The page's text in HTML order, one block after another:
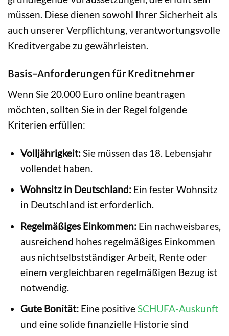
müssen. Diese dienen sowohl Ihrer Sicherheit als
auch unserer Verpflichtung, verantwortungsvolle
Kreditvergabe zu gewährleisten.
Basis-Anforderungen für Kreditnehmer
Wenn Sie 20.000 Euro online beantragen
möchten, sollten Sie in der Regel folgende
Kriterien erfüllen:
Volljährigkeit:Sie müssen das 18. Lebensjahr
vollendet haben.
Wohnsitz in Deutschland:Ein fester Wohnsitz
in Deutschland ist erforderlich.
Regelmäßiges Einkommen:Ein nachweisbares,
ausreichend hohes regelmäßiges Einkommen
aus nichtselbstständiger Arbeit, Rente oder
einem vergleichbaren regelmäßigen Bezug ist
notwendig.
Gute Bonität:Eine positiveSCHUFA-Auskunft
und eine solide finanzielle Historie sind